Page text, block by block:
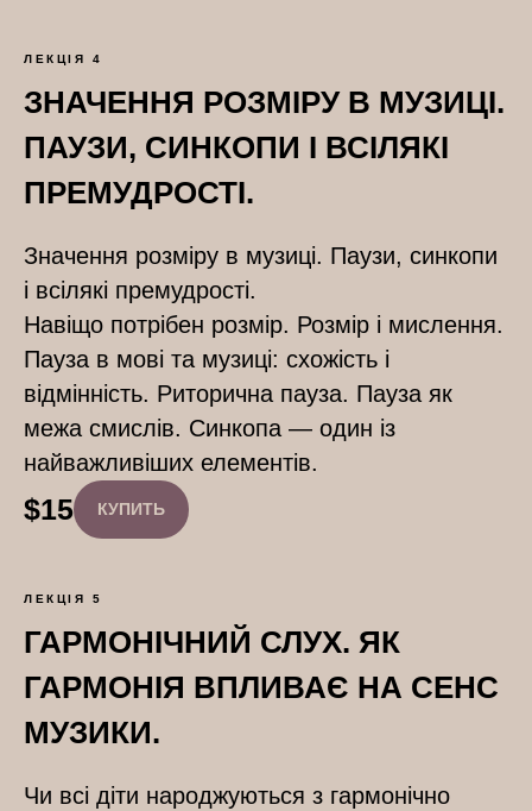
ЛЕКЦІЯ 4
ЗНАЧЕННЯ РОЗМІРУ В МУЗИЦІ.
ПАУЗИ, СИНКОПИ І ВСІЛЯКІ
ПРЕМУДРОСТІ.
Значення розміру в музиці. Паузи, синкопи
і всілякі премудрості.
Навіщо потрібен розмір. Розмір і мислення.
Пауза в мові та музиці: схожість і
відмінність. Риторична пауза. Пауза як
межа смислів. Синкопа — один із
найважливіших елементів.
$15 КУПИТЬ
ЛЕКЦІЯ 5
ГАРМОНІЧНИЙ СЛУХ. ЯК
ГАРМОНІЯ ВПЛИВАЄ НА СЕНС
МУЗИКИ.
Чи всі діти народжуються з гармонічно